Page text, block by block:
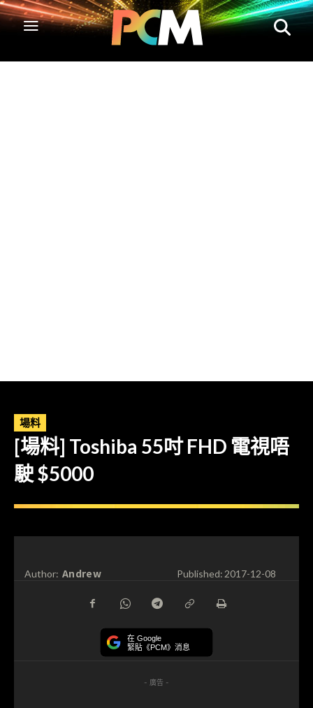
場料
[場料] Toshiba 55吋 FHD 電視唔
駛 $5000
Author: Andrew Published:2017-12-08
在 Google
緊貼《PCM》消息
- 廣告 -